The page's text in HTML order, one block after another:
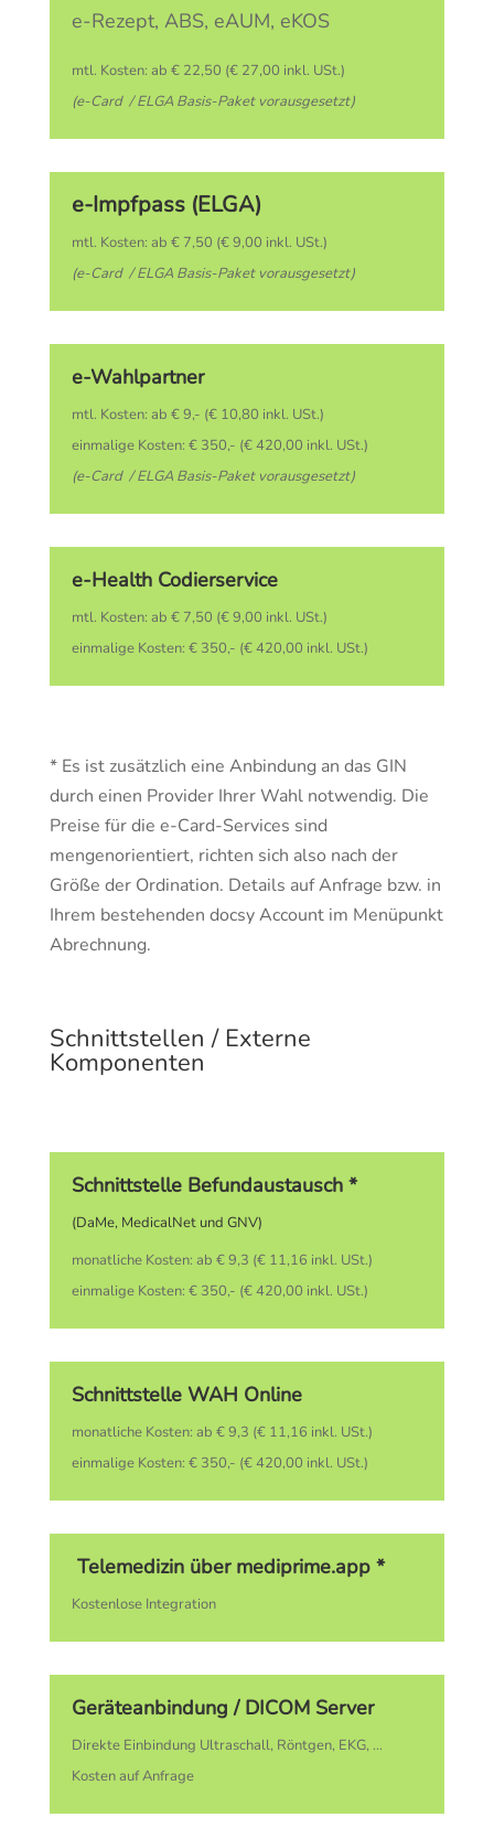
e-Rezept, ABS, eAUM, eKOS
mtl. Kosten: ab € 22,50 (€ 27,00 inkl. USt.)
(e-Card / ELGA Basis-Paket vorausgesetzt)
e-Impfpass (ELGA)
mtl. Kosten: ab € 7,50 (€ 9,00 inkl. USt.)
(e-Card / ELGA Basis-Paket vorausgesetzt)
e-Wahlpartner
mtl. Kosten: ab € 9,- (€ 10,80 inkl. USt.)
einmalige Kosten: € 350,- (€ 420,00 inkl. USt.)
(e-Card / ELGA Basis-Paket vorausgesetzt)
e-Health Codierservice
mtl. Kosten: ab € 7,50 (€ 9,00 inkl. USt.)
einmalige Kosten: € 350,- (€ 420,00 inkl. USt.)
* Es ist zusätzlich eine Anbindung an das GIN
durch einen Provider Ihrer Wahl notwendig. Die
Preise für die e-Card-Services sind
mengenorientiert, richten sich also nach der
Größe der Ordination. Details auf Anfrage bzw. in
Ihrem bestehenden docsy Account im Menüpunkt
Abrechnung.
Schnittstellen / Externe
Komponenten
Schnittstelle Befundaustausch *
(DaMe, MedicalNet und GNV)
monatliche Kosten: ab € 9,3 (€ 11,16 inkl. USt.)
einmalige Kosten: € 350,- (€ 420,00 inkl. USt.)
Schnittstelle WAH Online
monatliche Kosten: ab € 9,3 (€ 11,16 inkl. USt.)
einmalige Kosten: € 350,- (€ 420,00 inkl. USt.)
Telemedizin über mediprime.app *
Kostenlose Integration
Geräteanbindung / DICOM Server
Direkte Einbindung Ultraschall, Röntgen, EKG, …
Kosten auf Anfrage